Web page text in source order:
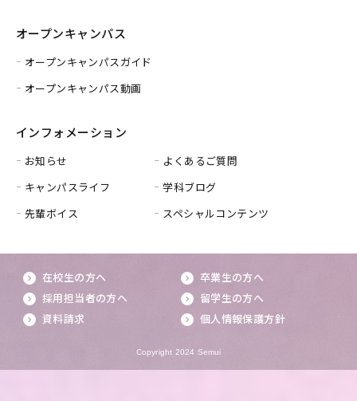
オープンキャンパス
オープンキャンパスガイド
オープンキャンパス動画
インフォメーション
お知らせ
キャンパスライフ
先輩ボイス
よくあるご質問
学科ブログ
スペシャルコンテンツ
在校生の方へ
卒業生の方へ
採用担当者の方へ
留学生の方へ
資料請求
個人情報保護方針
Copyright 2024 Semui